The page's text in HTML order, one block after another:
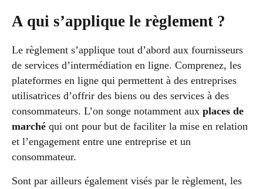
A qui s’applique le règlement ?
Le règlement s’applique tout d’abord aux fournisseurs
de services d’intermédiation en ligne. Comprenez, les
plateformes en ligne qui permettent à des entreprises
utilisatrices d’offrir des biens ou des services à des
consommateurs. L’on songe notamment aux places de
marché qui ont pour but de faciliter la mise en relation
et l’engagement entre une entreprise et un
consommateur.
Sont par ailleurs également visés par le règlement, les